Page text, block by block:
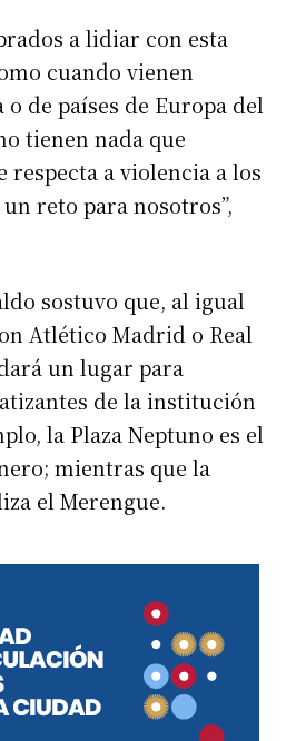
a lidiar con esta
cuando vienen
de países de Europa del
tienen nada que
respecta a violencia a los
reto para nosotros”,
sostuvo que, al igual
Atlético Madrid o Real
un lugar para
de la institución
la Plaza Neptuno es el
mientras que la
el Merengue.